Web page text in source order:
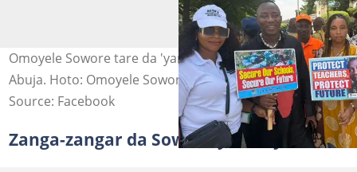
Omoyele Sowore tare da 'yan NUT masu zanga-zanga a
Abuja. Hoto: Omoyele Sowore
Source: Facebook
Zanga-zangar da Sowore ya shirya